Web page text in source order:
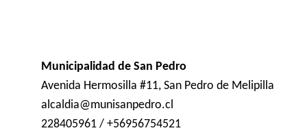
Municipalidad de San Pedro
Avenida Hermosilla #11, San Pedro de Melipilla
alcaldia@munisanpedro.cl
228405961 / +56956754521